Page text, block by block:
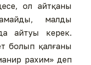
ол айтқаны
малды
айтуы керек.
болып қалғаны
рахим» деп